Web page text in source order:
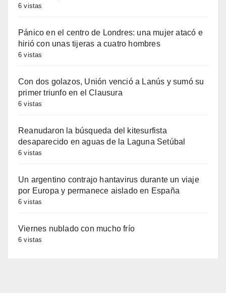
6 vistas
Pánico en el centro de Londres: una mujer atacó e
hirió con unas tijeras a cuatro hombres
6 vistas
Con dos golazos, Unión venció a Lanús y sumó su
primer triunfo en el Clausura
6 vistas
Reanudaron la búsqueda del kitesurfista
desaparecido en aguas de la Laguna Setúbal
6 vistas
Un argentino contrajo hantavirus durante un viaje
por Europa y permanece aislado en España
6 vistas
Viernes nublado con mucho frío
6 vistas